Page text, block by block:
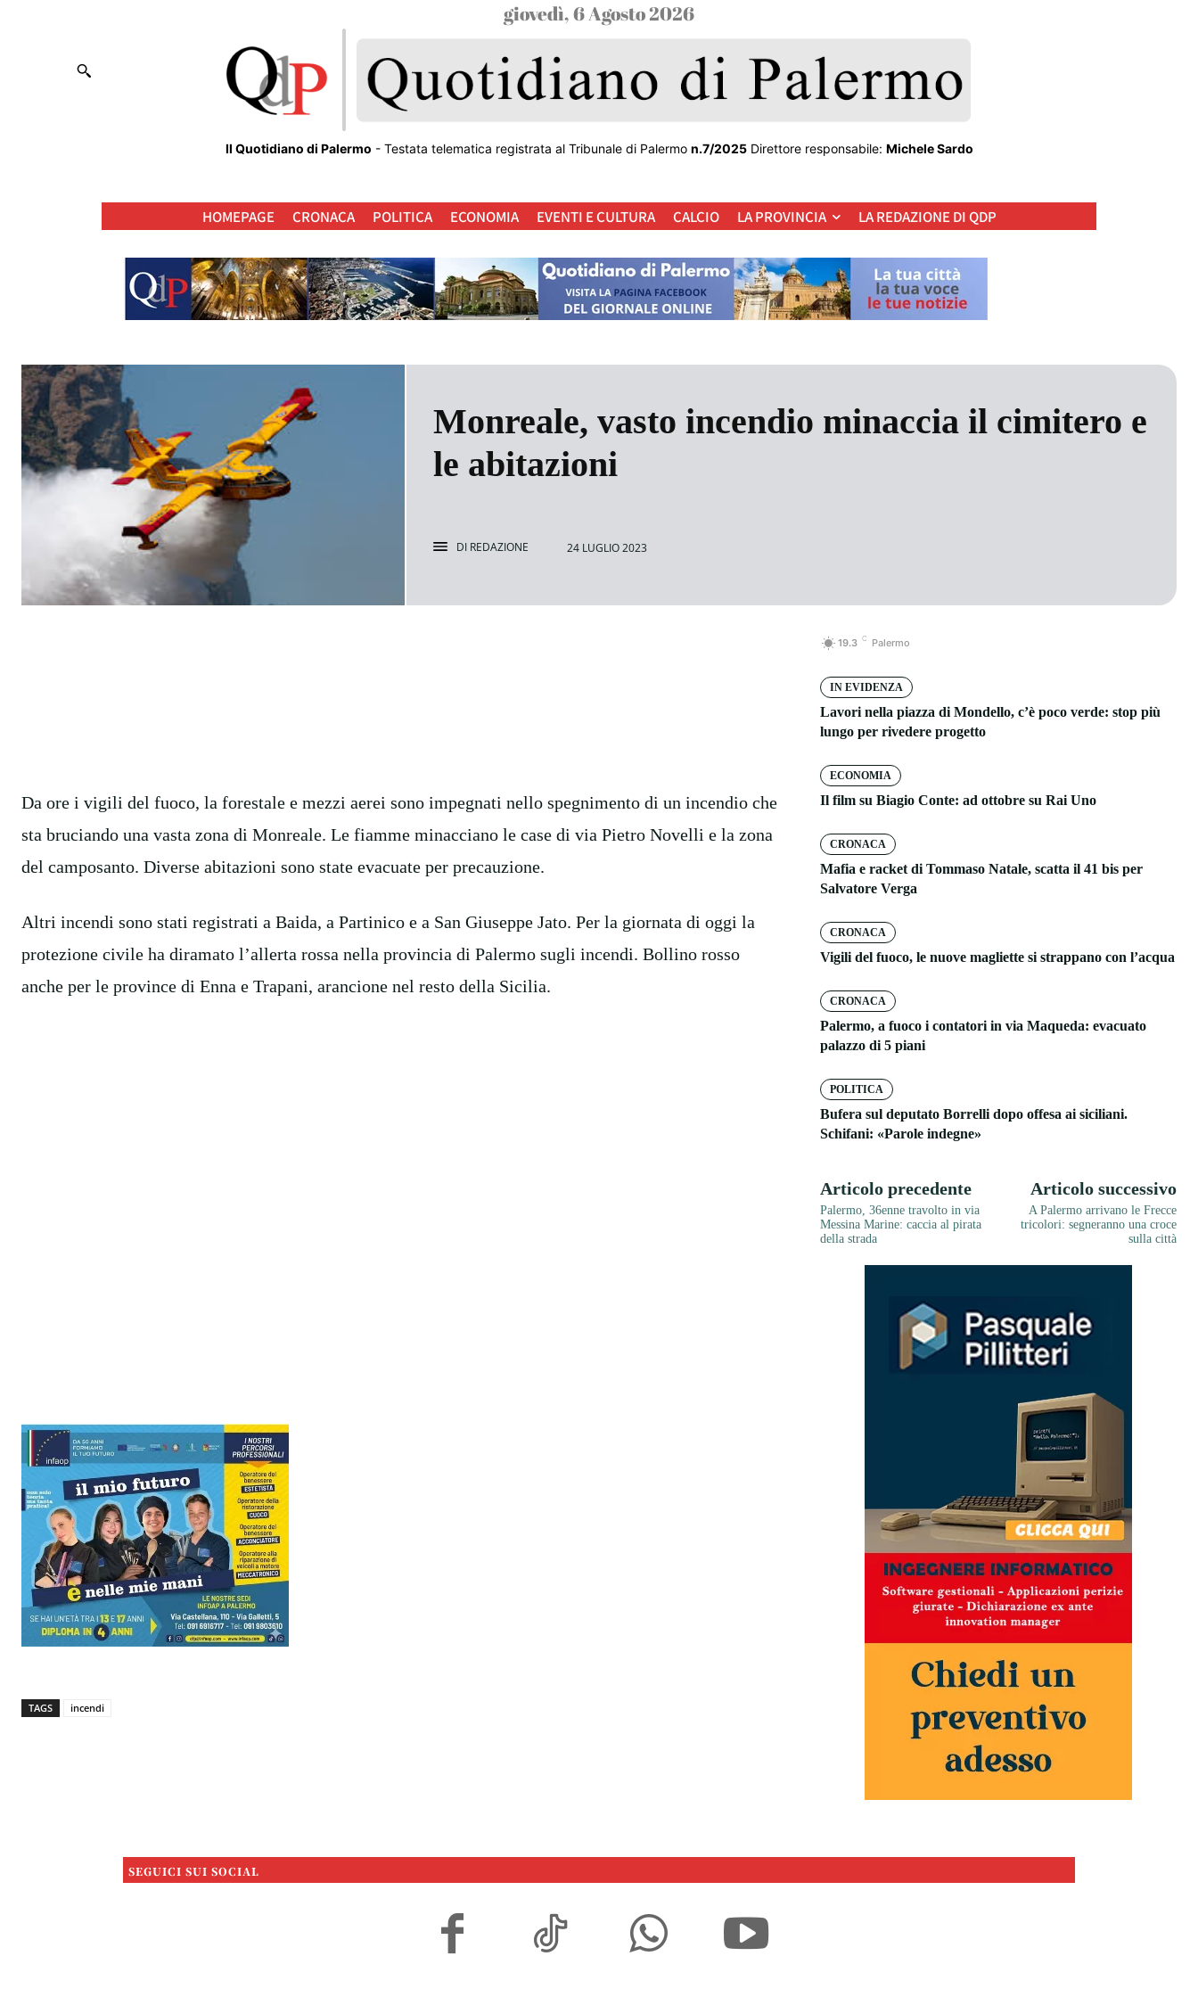
giovedì, 6 Agosto 2026
Il Quotidiano di Palermo - Testata telematica registrata al Tribunale di Palermo n.7/2025Direttore responsabile: Michele Sardo
HOMEPAGE CRONACA POLITICA ECONOMIA EVENTI E CULTURA CALCIO LA PROVINCIA LA REDAZIONE DI QDP
Monreale, vasto incendio minaccia il cimitero e
le abitazioni
DI REDAZIONE 24 LUGLIO 2023
Da ore i vigili del fuoco, la forestale e mezzi aerei sono impegnati nello spegnimento di un incendio che
sta bruciando una vasta zona di Monreale. Le fiamme minacciano le case di via Pietro Novelli e la zona
del camposanto. Diverse abitazioni sono state evacuate per precauzione.
Altri incendi sono stati registrati a Baida, a Partinico e a San Giuseppe Jato. Per la giornata di oggi la
protezione civile ha diramato l’allerta rossa nella provincia di Palermo sugli incendi. Bollino rosso
anche per le province di Enna e Trapani, arancione nel resto della Sicilia.
TAGS incendi
19.3 C Palermo
IN EVIDENZA
Lavori nella piazza di Mondello, c’è poco verde: stop più
lungo per rivedere progetto
ECONOMIA
Il film su Biagio Conte: ad ottobre su Rai Uno
CRONACA
Mafia e racket di Tommaso Natale, scatta il 41 bis per
Salvatore Verga
CRONACA
Vigili del fuoco, le nuove magliette si strappano con l’acqua
CRONACA
Palermo, a fuoco i contatori in via Maqueda: evacuato
palazzo di 5 piani
POLITICA
Bufera sul deputato Borrelli dopo offesa ai siciliani.
Schifani: «Parole indegne»
Articolo precedente
Palermo, 36enne travolto in via
Messina Marine: caccia al pirata
della strada
Articolo successivo
A Palermo arrivano le Frecce
tricolori: segneranno una croce
sulla città
SEGUICI SUI SOCIAL